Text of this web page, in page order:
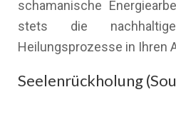
schamanische
stets die
Heilungsprozesse in Ihren
Seelenrückholung